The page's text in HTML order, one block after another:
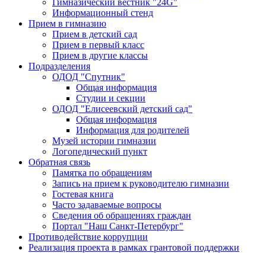
Информационный стенд
Прием в гимназию
Прием в детский сад
Прием в первый класс
Прием в другие классы
Подразделения
ОДОД "Спутник"
Общая информация
Студии и секции
ОДОД "Елисеевский детский сад"
Общая информация
Информация для родителей
Музей истории гимназии
Логопедический пункт
Обратная связь
Памятка по обращениям
Запись на прием к руководителю гимназии
Гостевая книга
Часто задаваемые вопросы
Сведения об обращениях граждан
Портал "Наш Санкт-Петербург"
Противодействие коррупции
Реализация проекта в рамках грантовой поддержки